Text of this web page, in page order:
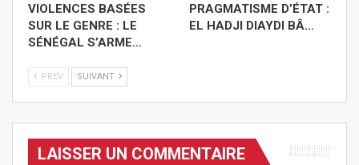
VIOLENCES BASÉES
SUR LE GENRE : LE
SÉNÉGAL S’ARME…
PRAGMATISME D’ÉTAT :
EL HADJI DIAYDI BÂ…
PREV SUIVANT
LAISSER UN COMMENTAIRE